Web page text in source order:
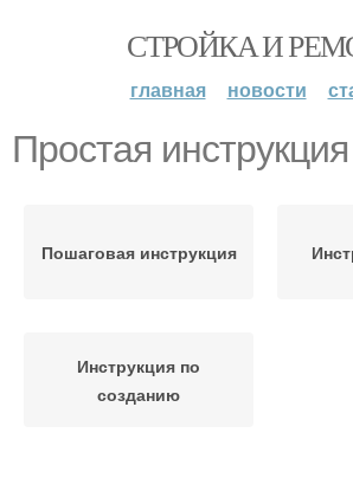
СТРОЙКА И
главная новости
Простая инструкция
Пошаговая инструкция
Инструкция по
созданию